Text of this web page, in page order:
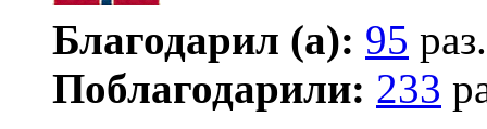
Благодарил (а): 95 раз.
Поблагодарили: 233